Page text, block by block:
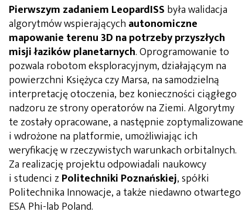
Pierwszym zadaniem LeopardISS była walidacja
algorytmów wspierających autonomiczne
mapowanie terenu 3D na potrzeby przyszłych
misji łazików planetarnych. Oprogramowanie to
pozwala robotom eksploracyjnym, działającym na
powierzchni Księżyca czy Marsa, na samodzielną
interpretację otoczenia, bez konieczności ciągłego
nadzoru ze strony operatorów na Ziemi. Algorytmy
te zostały opracowane, a następnie zoptymalizowane
i wdrożone na platformie, umożliwiając ich
weryfikację w rzeczywistych warunkach orbitalnych.
Za realizację projektu odpowiadali naukowcy
i studenci z Politechniki Poznańskiej, spółki
Politechnika Innowacje, a także niedawno otwartego
ESA Phi-lab Poland.